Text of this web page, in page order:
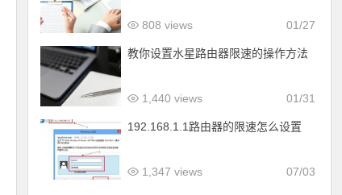
01/27
808 views
教你设置水星路由器限速的操作方法
01/31
1,440 views
192.168.1.1路由器的限速怎么设置
07/03
1,347 views